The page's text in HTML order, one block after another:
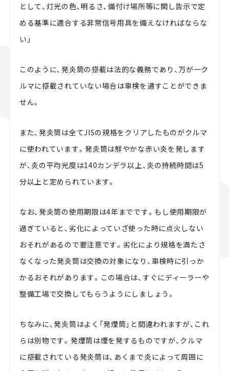
として、灯光の色、明るさ、備付け場所等に関し告示で定
める基準に適合する非常信号用具を備えなければならな
い」
このように、発炎筒の搭載は法的な義務であり、万が一ク
ルマに搭載されていない場合は車検を通すことができま
せん。
また、発炎筒は全てJISの規格をクリアしたものがクルマ
に使われています。発炎筒は鮮やかな赤い炎を発します
が、炎の平均光度は140カンデラ以上、炎の持続時間は5
分以上と定められています。
なお、発炎筒の使用期限は4年までです。もし使用期限が
過ぎていると、劣化によっていざ使った時に点火しない
おそれがあるので要注意です。劣化により規格を満たさ
なくなった発炎筒は交換の対象になり、車検時に引っか
かるおそれがあります。この場合は、すぐにディーラーや
整備工場で交換してもらうようにしましょう。
ちなみに、発炎筒はよく「発煙筒」と間違われますが、これ
らは別物です。発煙筒は煙を発するものですが、クルマ
に搭載されている発炎筒は、あくまで炎によって周囲に